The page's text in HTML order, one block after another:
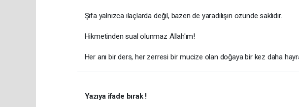
Şifa yalnızca ilaçlarda değil, bazen de yaradılışın özünde saklıdır.
Hikmetinden sual olunmaz Allah'ım!
Her anı bir ders, her zerresi bir mucize olan doğaya bir kez daha
Yazıya ifade bırak !